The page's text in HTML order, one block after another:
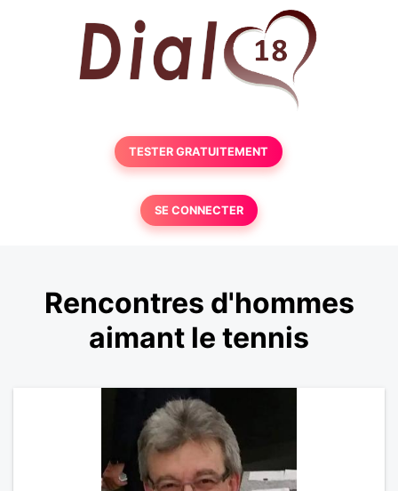
TESTER GRATUITEMENT
SE CONNECTER
Rencontres d'hommes
aimant le tennis